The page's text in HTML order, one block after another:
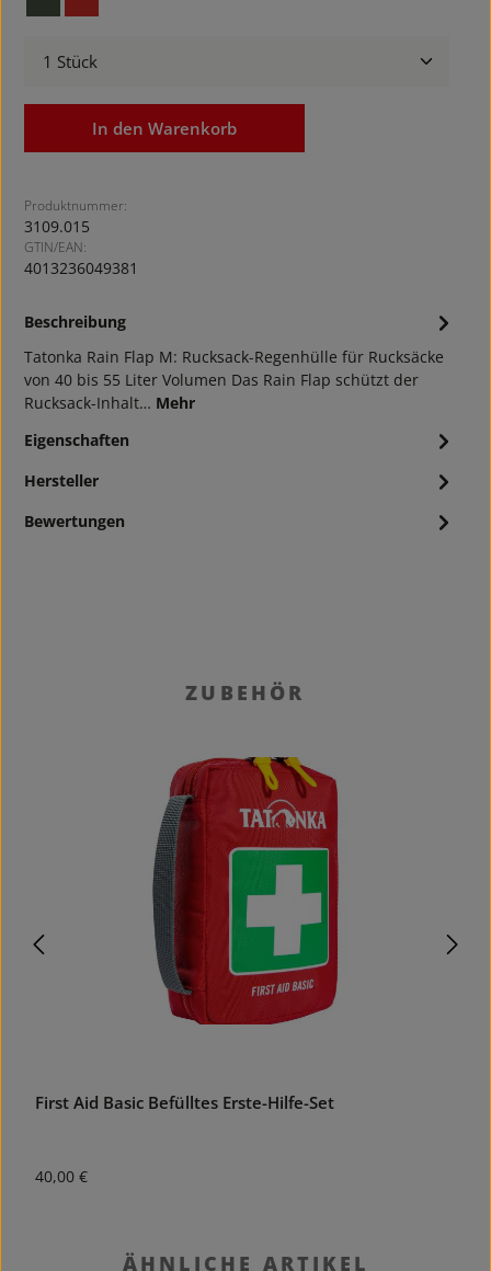
cub red
Produkt Anzahl: Gib den gewünschten Wert ein
In den Warenkorb
Produktnummer:
3109.015
GTIN/EAN:
4013236049381
Beschreibung
Tatonka Rain Flap M: Rucksack-Regenhülle für Rucksäcke
von 40 bis 55 Liter Volumen Das Rain Flap schützt der
Rucksack-Inhalt… Mehr
Eigenschaften
Hersteller
Bewertungen
Produktgalerie überspringenZUBEHÖR
First Aid Basic Befülltes Erste-Hilfe-Set
Regulärer Preis:
40,00 €
Produktgalerie überspringen
ÄHNLICHE ARTIKEL